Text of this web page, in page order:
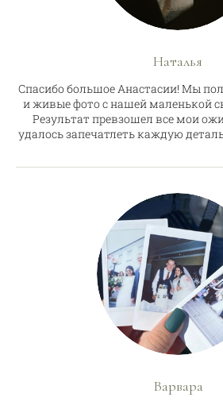
Наталья
Спасибо большое Анастасии! Мы
и живые фото с нашей маленькой
Результат превзошел все мои
удалось запечатлеть каждую
Варвара